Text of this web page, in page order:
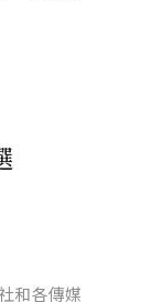
和各傳媒